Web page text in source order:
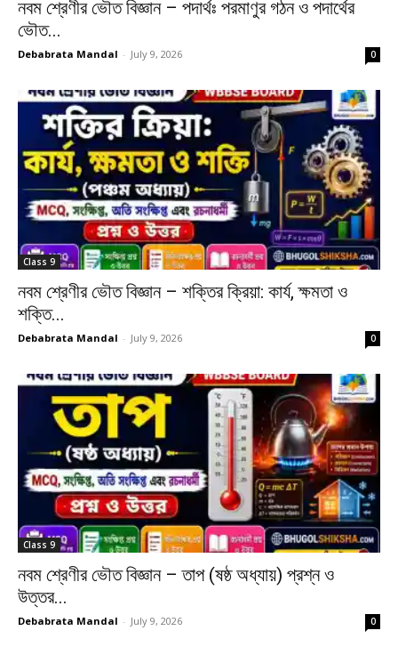
নবম শ্রেণীর ভৌত বিজ্ঞান – পদার্থঃ পরমাণুর গঠন ও পদার্থের
ভৌত...
Debabrata Mandal - July 9, 2026 0
Class 9
নবম শ্রেণীর ভৌত বিজ্ঞান – শক্তির ক্রিয়া: কাৰ্য, ক্ষমতা ও
শক্তি...
Debabrata Mandal - July 9, 2026 0
Class 9
নবম শ্রেণীর ভৌত বিজ্ঞান – তাপ (ষষ্ঠ অধ্যায়) প্রশ্ন ও
উত্তর...
Debabrata Mandal - July 9, 2026 0